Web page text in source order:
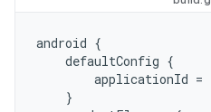
android {
defaultConfig {
applicationId =
}